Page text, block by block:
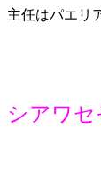
主任はパエリ
シアワ